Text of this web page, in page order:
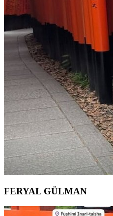
FERYAL GÜLMAN